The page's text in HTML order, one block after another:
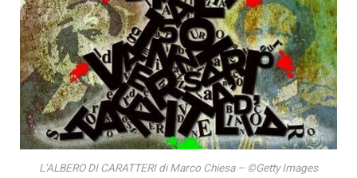
L’ALBERO DI CARATTERI di Marco Chiesa – ©Getty Images